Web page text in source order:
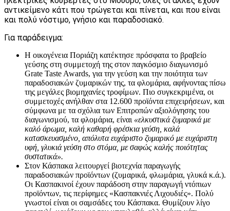
αντικείμενο κάτι που τρώγεται και πίνεται, και που είναι
και πολύ νόστιμο, γνήσιο και παραδοσιακό.
Για παράδειγμα:
Η οικογένεια Ποριάζη κατέκτησε πρόσφατα το βραβείο
γεύσης στη συμμετοχή της στον παγκόσμιο διαγωνισμό
Grate Taste Awards, για την γεύση και την ποιότητα των
παραδοσιακών ζυμαρικών της, τα φλομάρια, αφήνοντας πίσω
της μεγάλες βιομηχανίες τροφίμων. Πιο συγκεκριμένα, οι
συμμετοχές ανήλθαν στα 12.600 προϊόντα επιχειρήσεων, και
σύμφωνα με τα σχόλια των Επιτροπών αξιολόγησης του
διαγωνισμού, τα φλομάρια, είναι «ελκυστικά ζυμαρικά με
καλό άρωμα, καλή καθαρή φρέσκια γεύση, καλά
κατασκευασμένο, απόλυτα ευχάριστο ζυμαρικό με ευχάριστη
υφή, γλυκιά γεύση στο στόμα, με σαφώς καλής ποιότητας
συστατικά».
Στον Κάσπακα λειτουργεί βιοτεχνία παραγωγής
παραδοσιακών προϊόντων (ζυμαρικά, φλωμάρια, γλυκά κ.ά.).
Οι Κασπακινοί έχουν παράδοση στην παραγωγή ντόπιων
προϊόντων, τις περίφημες «Κασπακνιές Λιχουδιές». Πολύ
γνωστοί είναι οι σαμσάδες του Κάσπακα. Θυμίζουν λίγο